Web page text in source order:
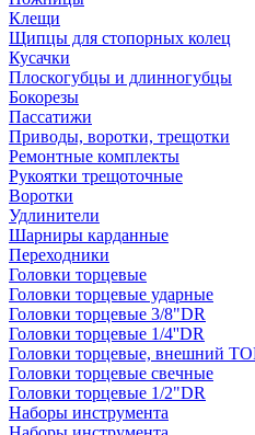
Клещи
Щипцы для стопорных колец
Кусачки
Плоскогубцы и длинногубцы
Бокорезы
Пассатижи
Приводы, воротки, трещотки
Ремонтные комплекты
Рукоятки трещоточные
Воротки
Удлинители
Шарниры карданные
Переходники
Головки торцевые
Головки торцевые ударные
Головки торцевые 3/8"DR
Головки торцевые 1/4''DR
Головки торцевые, внешний
Головки торцевые свечные
Головки торцевые 1/2"DR
Наборы инструмента